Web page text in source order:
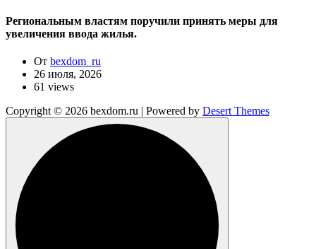
Региональным властям поручили принять меры для
увеличения ввода жилья.
От bexdom_ru
26 июля, 2026
61 views
Copyright © 2026 bexdom.ru | Powered by Desert Themes